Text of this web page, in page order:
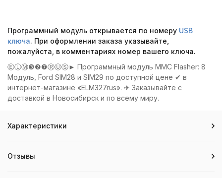
Программный модуль открывается по номеру USB
ключа. При оформлении заказа указывайте,
пожалуйста, в комментариях номер вашего ключа.
ⒺⓁⓂ❸❷❼ⓇⓊⓈ► Программный модуль MMC Flasher: 8
Модуль, Ford SIM28 и SIM29 по доступной цене ✔ в
интернет-магазине «ELM327rus». ✈ Заказывайте с
доставкой в Новосибирск и по всему миру.
Характеристики
Отзывы